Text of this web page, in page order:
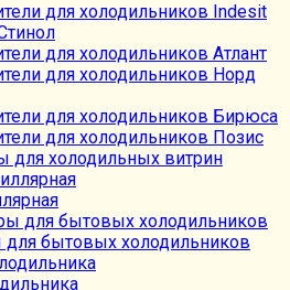
для холодильников Indesit
для холодильников Атлант
для холодильников Норд
для холодильников Бирюса
для холодильников Позис
для холодильных витрин
для бытовых холодильников